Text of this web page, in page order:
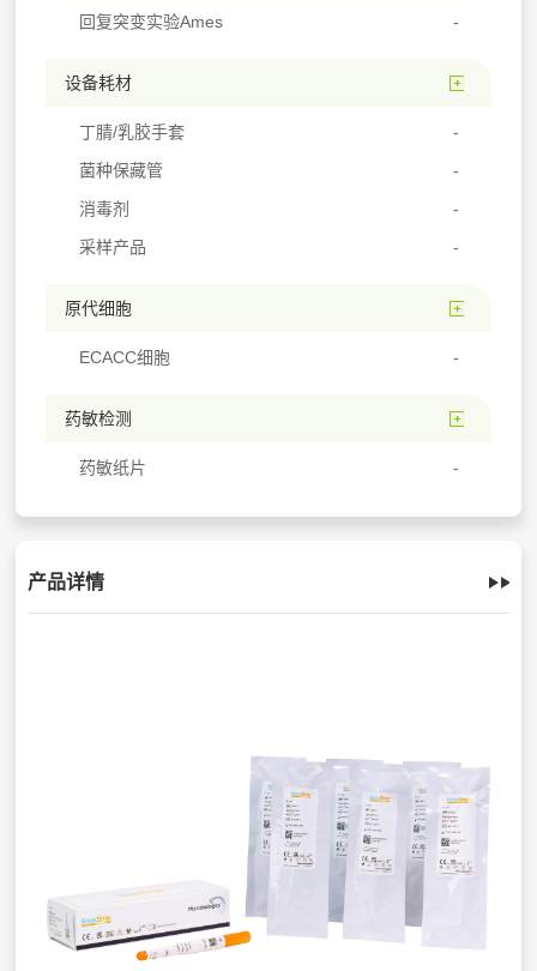
回复突变实验Ames
设备耗材
丁腈/乳胶手套
菌种保藏管
消毒剂
采样产品
原代细胞
ECACC细胞
药敏检测
药敏纸片
产品详情